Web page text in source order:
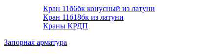
Кран 11б6бк конусный из латуни
Кран 11б18бк из латуни
Краны КРДП
Запорная арматура